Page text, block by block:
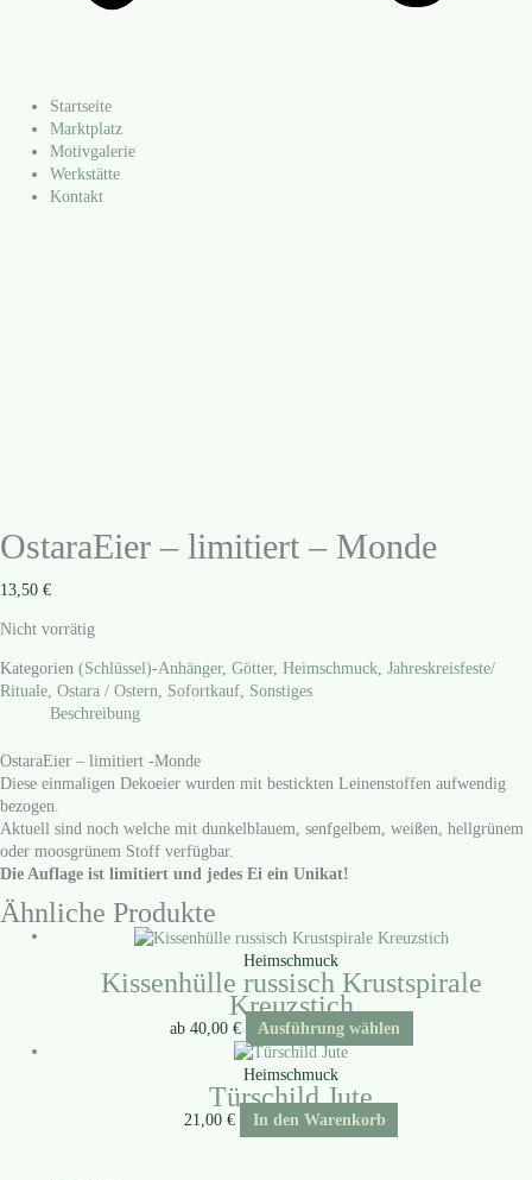
Startseite
Marktplatz
Motivgalerie
Werkstätte
Kontakt
OstaraEier – limitiert – Monde
13,50 €
Nicht vorrätig
Kategorien (Schlüssel)-Anhänger, Götter, Heimschmuck, Jahreskreisfeste/
Rituale, Ostara / Ostern, Sofortkauf, Sonstiges
Beschreibung
OstaraEier – limitiert ‑Monde
Die­se ein­ma­li­gen Deko­ei­er wur­den mit bestick­ten Lei­nen­stof­fen auf­wen­dig
bezo­gen.
Aktu­ell sind noch wel­che mit dun­kel­blau­em, senf­gel­bem, wei­ßen, hell­grü­nem
oder moos­grü­nem Stoff ver­füg­bar.
Die Auf­la­ge ist limi­tiert und jedes Ei ein Uni­kat!
Ähnliche Produkte
Heimschmuck
Kissenhülle russisch Krustspirale
Kreuzstich
ab 40,00 € Ausführung wählen
Heimschmuck
Türschild Jute
21,00 € In den Warenkorb